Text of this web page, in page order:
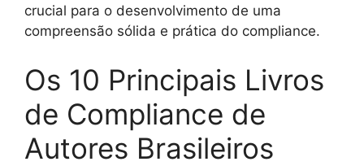
crucial para o desenvolvimento de uma
compreensão sólida e prática do compliance.
Os 10 Principais Livros
de Compliance de
Autores Brasileiros